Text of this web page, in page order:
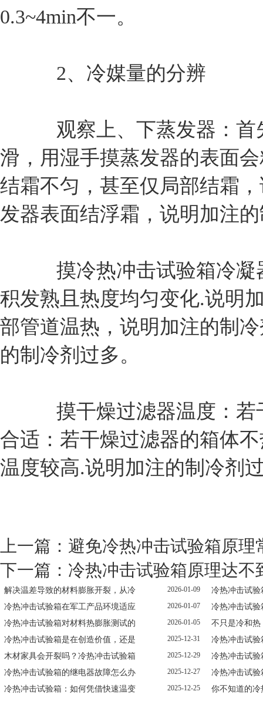
0.3~4min不一。
2、冷媒量的分辨
观察上、下蒸发器：首
滑，用湿手摸蒸发器的表面
结霜不匀，甚至仅局部结霜
发器表面结浮霜，说明加注
摸冷热冲击试验箱冷凝
积发熟且热度均匀变化.说明
部管道温热，说明加注的制
的制冷剂过多。
摸干燥过滤器温度：若
合适：若干燥过滤器的箱体
温度较高.说明加注的制冷剂
上一篇： 避免冷热冲击试验箱原理
下一篇： 冷热冲击试验箱原理达
解决温差导致的材料膨胀开裂，从冷 2026-01-09
冷热冲击试
冷热冲击试验箱在军工产品环境适应
2026-01-07
冷热冲击试
冷热冲击试验箱对材料热膨胀测试的
2026-01-05
不只是冷和
冷热冲击试验箱是在创造价值，还是
2025-12-31
冷热冲击试
木材家具会开裂吗？冷热冲击试验箱
2025-12-29
冷热冲击试
冷热冲击试验箱的继电器故障怎么办
2025-12-27
冷热冲击试
冷热冲击试验箱：如何凭借快速温变
2025-12-25 你不知道的